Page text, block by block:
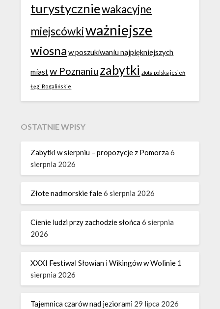
turystyczniewakacyjne
miejscówkiważniejsze
wiosna w poszukiwaniu najpiękniejszych
miastw Poznaniu zabytki złota polska jesień
Łęgi Rogalińskie
OSTATNIE WPISY
Zabytki w sierpniu – propozycje z Pomorza6
sierpnia 2026
Złote nadmorskie fale6 sierpnia 2026
Cienie ludzi przy zachodzie słońca6 sierpnia
2026
XXXI Festiwal Słowian i Wikingów w Wolinie 1
sierpnia 2026
Tajemnica czarów nad jeziorami 29 lipca 2026